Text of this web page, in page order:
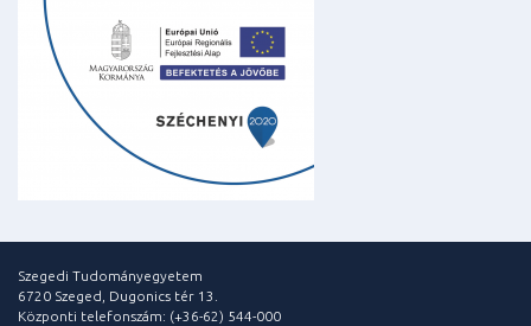
Szegedi Tudományegyetem
6720 Szeged, Dugonics tér 13.
Központi telefonszám: (+36-62) 544-000